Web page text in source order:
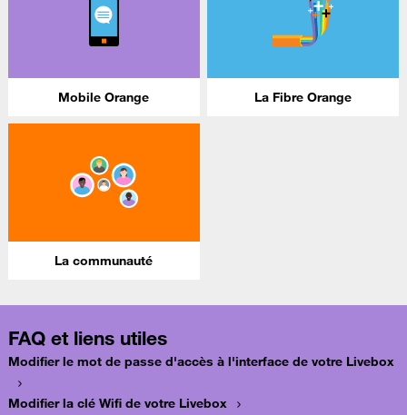
Mobile Orange La Fibre Orange
La communauté
FAQ et liens utiles
Modifier le mot de passe d'accès à l'interface de votre Livebox
Modifier la clé Wifi de votre Livebox